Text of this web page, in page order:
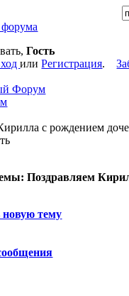
Гость
илиРегистрация.
Форум
с рождением
Поздравляем
новую тему